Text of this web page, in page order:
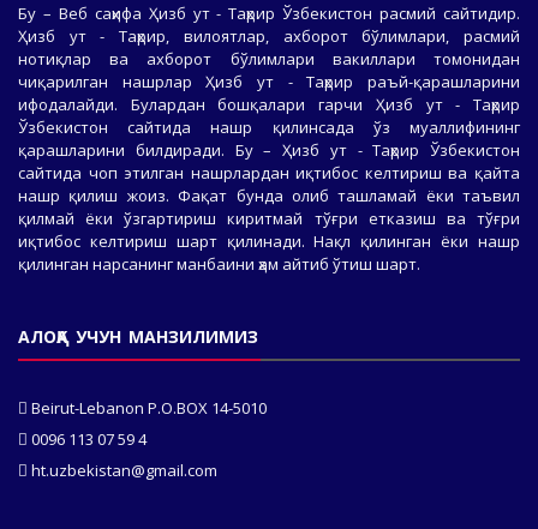
Бу – Веб саҳифа Ҳизб ут - Таҳрир Ўзбекистон расмий сайтидир.
Ҳизб ут - Таҳрир, вилоятлар, ахборот бўлимлари, расмий
нотиқлар ва ахборот бўлимлари вакиллари томонидан
чиқарилган нашрлар Ҳизб ут - Таҳрир раъй-қарашларини
ифодалайди. Булардан бошқалари гарчи Ҳизб ут - Таҳрир
Ўзбекистон сайтида нашр қилинсада ўз муаллифининг
қарашларини билдиради. Бу – Ҳизб ут - Таҳрир Ўзбекистон
сайтида чоп этилган нашрлардан иқтибос келтириш ва қайта
нашр қилиш жоиз. Фақат бунда олиб ташламай ёки таъвил
қилмай ёки ўзгартириш киритмай тўғри етказиш ва тўғри
иқтибос келтириш шарт қилинади. Нақл қилинган ёки нашр
қилинган нарсанинг манбаини ҳам айтиб ўтиш шарт.
АЛОҚА УЧУН МАНЗИЛИМИЗ
Beirut-Lebanon P.O.BOX 14-5010
0096 113 07 59 4
ht.uzbekistan@gmail.com